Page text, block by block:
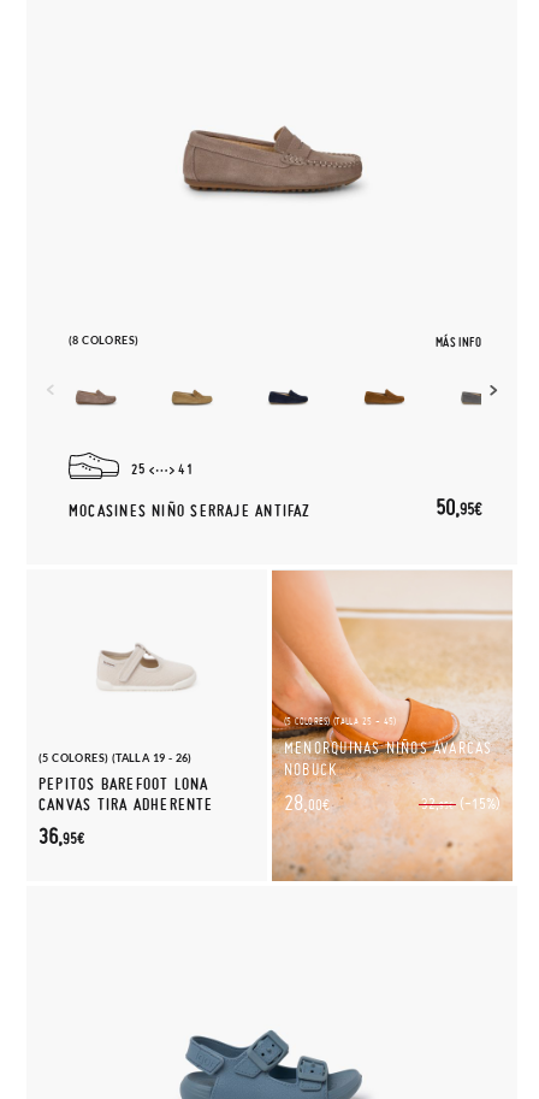
(8 COLORES) MÁS INFO
25 41
MOCASINES NIÑO SERRAJE ANTIFAZ 50,95€
(5 COLORES) (TALLA 19 - 26)
PEPITOS BAREFOOT LONA
CANVAS TIRA ADHERENTE
36,95€
(5 COLORES) (TALLA 25 - 45)
MENORQUINAS NIÑOS AVARCAS
NOBUCK
32,95€ (-15%)
28,00€